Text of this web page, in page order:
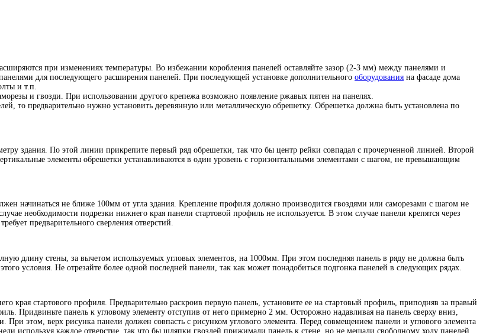
при изменениях температуры. Во избежании коробления панелей оставляйте зазор (2-3 мм) между панелями и
для последующего расширения панелей. При последующей установке дополнительного оборудования на фасаде дома
и т.п.
и гвозди. При использовании другого крепежа возможно появление ржавых пятен на панелях.
то предварительно нужно установить деревянную или металлическую обрешетку. Обрешетка должна быть установлена по
здания. По этой линии прикрепите первый ряд обрешетки, так что бы центр рейки совпадал с прочерченной линией. Второй
элементы обрешетки устанавливаются в один уровень с горизонтальными элементами с шагом, не превышающим
начинаться не ближе 100мм от угла здания. Крепление профиля должно производится гвоздями или саморезами с шагом не
необходимости подрезки нижнего края панели стартовой профиль не используется. В этом случае панели крепятся через
предварительного сверления отверстий.
длину стены, за вычетом используемых угловых элементов, на 1000мм. При этом последняя панель в ряду не должна быть
условия. Не отрезайте более одной последней панели, так как может понадобиться подгонка панелей в следующих рядах.
края стартового профиля. Предварительно раскроив первую панель, установите ее на стартовый профиль, приподняв за правый
Придвиньте панель к угловому элементу отступив от него примерно 2 мм. Осторожно надавливая на панель сверху вниз,
этом, верх рисунка панели должен совпасть с рисунком углового элемента. Перед совмещением панели и углового элемента
используя каждое отверстие, так что бы шляпки гвоздей прижимали панель к стене, но не мешали свободному ходу панелей.